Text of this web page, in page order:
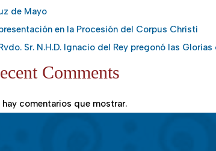
de Mayo
en la Procesión del Corpus Christi
Sr. N.H.D. Ignacio del Rey pregonó las
Comments
hay comentarios que mostrar.